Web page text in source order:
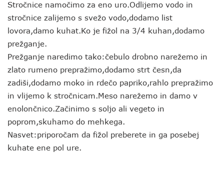
Stročnice namočimo za eno uro.Odlijemo vodo in
stročnice zalijemo s svežo vodo,dodamo list
lovora,damo kuhat.Ko je fižol na 3/4 kuhan,dodamo
prežganje.
Prežganje naredimo tako:čebulo drobno narežemo in
zlato rumeno prepražimo,dodamo strt česn,da
zadiši,dodamo moko in rdečo papriko,rahlo prepražimo
in vlijemo k stročnicam.Meso narežemo in damo v
enolončnico.Začinimo s soljo ali vegeto in
poprom,skuhamo do mehkega.
Nasvet:priporočam da fižol preberete in ga posebej
kuhate ene pol ure.